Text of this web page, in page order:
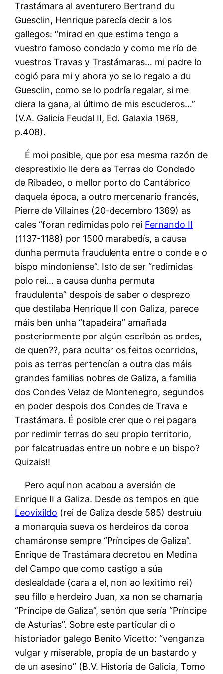
Trastámara al aventurero Bertrand du
Guesclin, Henrique parecía decir a los
gallegos: “mirad en que estima tengo a
vuestro famoso condado y como me río de
vuestros Travas y Trastámaras… mi padre lo
cogió para mi y ahora yo se lo regalo a du
Guesclin, como se lo podría regalar, si me
diera la gana, al último de mis escuderos…”
(V.A. Galicia Feudal II, Ed. Galaxia 1969,
p.408).
É moi posible, que por esa mesma razón de
desprestixio lle dera as Terras do Condado
de Ribadeo, o mellor porto do Cantábrico
daquela época, a outro mercenario francés,
Pierre de Villaines (20-decembro 1369) as
cales “foran redimidas polo rei Fernando II
(1137-1188) por 1500 marabedís, a causa
dunha permuta fraudulenta entre o conde e o
bispo mindoniense”. Isto de ser “redimidas
polo rei… a causa dunha permuta
fraudulenta” despois de saber o desprezo
que destilaba Henrique II con Galiza, parece
máis ben unha “tapadeira” amañada
posteriormente por algún escribán as ordes,
de quen??, para ocultar os feitos ocorridos,
pois as terras pertencían a outra das máis
grandes familias nobres de Galiza, a familia
dos Condes Velaz de Montenegro, segundos
en poder despois dos Condes de Trava e
Trastámara. É posible crer que o rei pagara
por redimir terras do seu propio territorio,
por falcatruadas entre un nobre e un bispo?
Quizais!!
Pero aquí non acabou a aversión de
Enrique II a Galiza. Desde os tempos en que
Leovixildo (rei de Galiza desde 585) destruíu
a monarquía sueva os herdeiros da coroa
chamáronse sempre “Príncipes de Galiza”.
Enrique de Trastámara decretou en Medina
del Campo que como castigo a súa
deslealdade (cara a el, non ao lexitimo rei)
seu fillo e herdeiro Juan, xa non se chamaría
“Príncipe de Galiza”, senón que sería “Príncipe
de Asturias”. Sobre este particular di o
historiador galego Benito Vicetto: “venganza
vulgar y miserable, propia de un bastardo y
de un asesino” (B.V. Historia de Galicia, Tomo